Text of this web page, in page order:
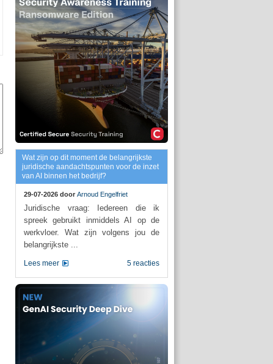
Wat zijn op dit moment de belangrijkste
juridische aandachtspunten voor de inzet
van AI binnen het bedrijf?
29-07-2026 door Arnoud Engelfriet
Juridische vraag: Iedereen die ik
spreek gebruikt inmiddels AI op de
werkvloer. Wat zijn volgens jou de
belangrijkste ...
5 reacties
Lees meer